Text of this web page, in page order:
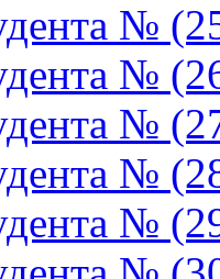
№
№
№
№
№